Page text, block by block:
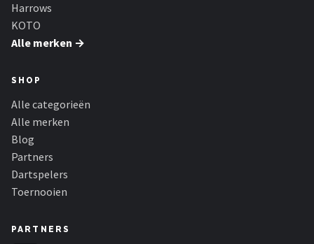
Harrows
KOTO
Alle merken →
SHOP
Alle categorieën
Alle merken
Blog
Partners
Dartspelers
Toernooien
PARTNERS